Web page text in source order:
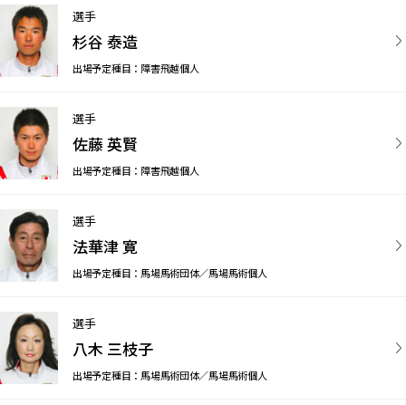
選手
杉谷 泰造
出場予定種目：障害飛越個人
選手
佐藤 英賢
出場予定種目：障害飛越個人
選手
法華津 寛
出場予定種目：馬場馬術団体／馬場馬術個人
選手
八木 三枝子
出場予定種目：馬場馬術団体／馬場馬術個人